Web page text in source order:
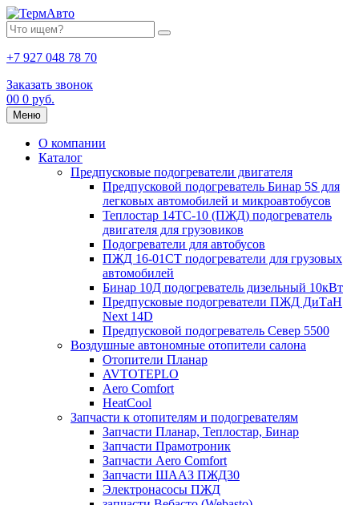
+7 927 048 78 70
Заказать звонок
00 0 руб.
Меню
О компании
Каталог
Предпусковые подогреватели двигателя
Предпусковой подогреватель Бинар 5S для
легковых автомобилей и микроавтобусов
Теплостар 14ТС-10 (ПЖД) подогреватель
двигателя для грузовиков
Подогреватели для автобусов
ПЖД 16-01СТ подогреватели для грузовых
автомобилей
Бинар 10Д подогреватель дизельный 10кВт
Предпусковые подогреватели ПЖД ДиТаН
Next 14D
Предпусковой подогреватель Север 5500
Воздушные автономные отопители салона
Отопители Планар
AVTOTEPLO
Aero Comfort
HeatCool
Запчасти к отопителям и подогревателям
Запчасти Планар, Теплостар, Бинар
Запчасти Прамотроник
Запчасти Aero Comfort
Запчасти ШААЗ ПЖД30
Электронасосы ПЖД